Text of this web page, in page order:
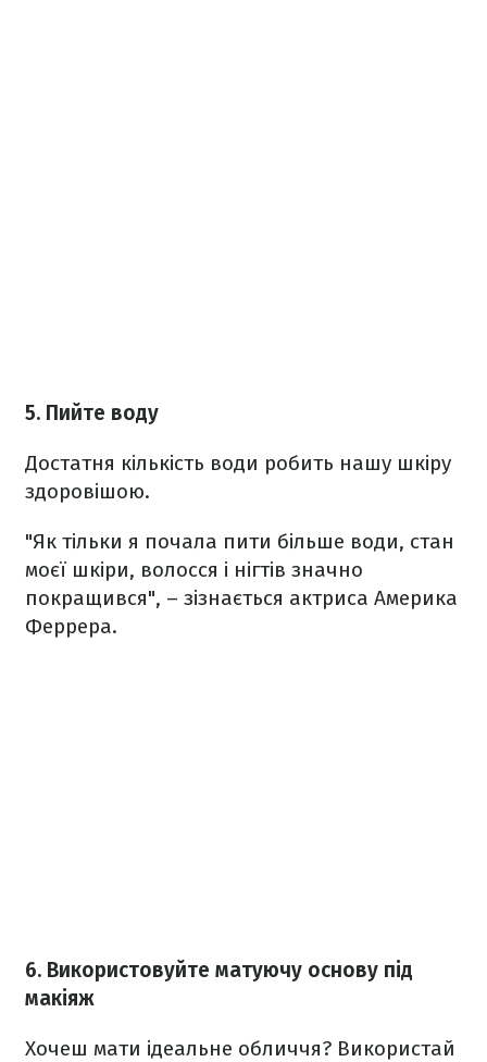
5. Пийте воду
Достатня кількість води робить нашу шкіру
здоровішою.
"Як тільки я почала пити більше води, стан
моєї шкіри, волосся і нігтів значно
покращився", – зізнається актриса Америка
Феррера.
6. Використовуйте матуючу основу під
макіяж
Хочеш мати ідеальне обличчя? Використай